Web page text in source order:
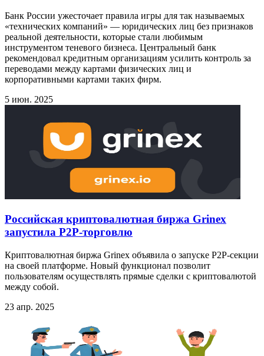
Банк России ужесточает правила игры для так называемых
«технических компаний» — юридических лиц без признаков
реальной деятельности, которые стали любимым
инструментом теневого бизнеса. Центральный банк
рекомендовал кредитным организациям усилить контроль за
переводами между картами физических лиц и
корпоративными картами таких фирм.
5 июн. 2025
Российская криптовалютная биржа Grinex
запустила P2P-торговлю
Криптовалютная биржа Grinex объявила о запуске P2P-секции
на своей платформе. Новый функционал позволит
пользователям осуществлять прямые сделки с криптовалютой
между собой.
23 апр. 2025